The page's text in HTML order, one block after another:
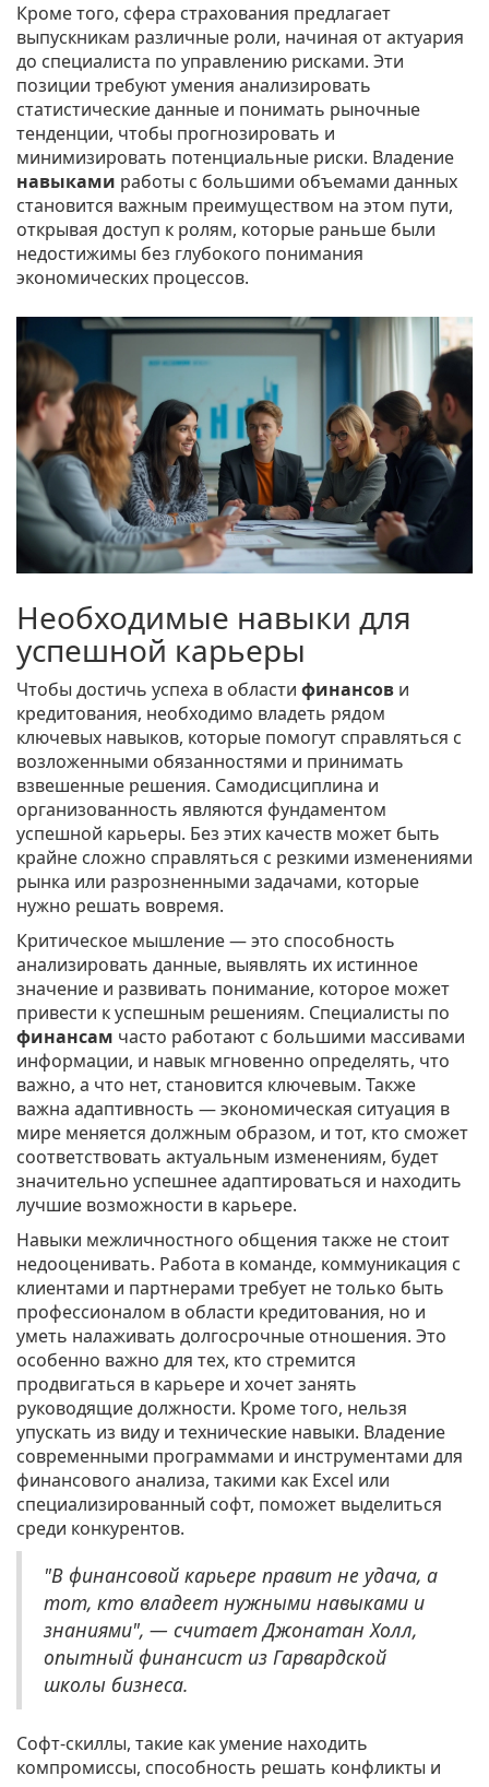
Кроме того, сфера страхования предлагает
выпускникам различные роли, начиная от актуария
до специалиста по управлению рисками. Эти
позиции требуют умения анализировать
статистические данные и понимать рыночные
тенденции, чтобы прогнозировать и
минимизировать потенциальные риски. Владение
навыками работы с большими объемами данных
становится важным преимуществом на этом пути,
открывая доступ к ролям, которые раньше были
недостижимы без глубокого понимания
экономических процессов.
Необходимые навыки для
успешной карьеры
Чтобы достичь успеха в области финансов и
кредитования, необходимо владеть рядом
ключевых навыков, которые помогут справляться с
возложенными обязанностями и принимать
взвешенные решения. Самодисциплина и
организованность являются фундаментом
успешной карьеры. Без этих качеств может быть
крайне сложно справляться с резкими изменениями
рынка или разрозненными задачами, которые
нужно решать вовремя.
Критическое мышление — это способность
анализировать данные, выявлять их истинное
значение и развивать понимание, которое может
привести к успешным решениям. Специалисты по
финансам часто работают с большими массивами
информации, и навык мгновенно определять, что
важно, а что нет, становится ключевым. Также
важна адаптивность — экономическая ситуация в
мире меняется должным образом, и тот, кто сможет
соответствовать актуальным изменениям, будет
значительно успешнее адаптироваться и находить
лучшие возможности в карьере.
Навыки межличностного общения также не стоит
недооценивать. Работа в команде, коммуникация с
клиентами и партнерами требует не только быть
профессионалом в области кредитования, но и
уметь налаживать долгосрочные отношения. Это
особенно важно для тех, кто стремится
продвигаться в карьере и хочет занять
руководящие должности. Кроме того, нельзя
упускать из виду и технические навыки. Владение
современными программами и инструментами для
финансового анализа, такими как Excel или
специализированный софт, поможет выделиться
среди конкурентов.
"В финансовой карьере правит не удача, а
тот, кто владеет нужными навыками и
знаниями", — считает Джонатан Холл,
опытный финансист из Гарвардской
школы бизнеса.
Софт-скиллы, такие как умение находить
компромиссы, способность решать конфликты и